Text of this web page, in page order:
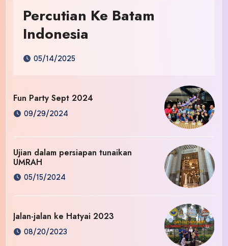
Percutian Ke Batam
Indonesia
05/14/2025
Fun Party Sept 2024
09/29/2024
Ujian dalam persiapan tunaikan
UMRAH
05/15/2024
Jalan-jalan ke Hatyai 2023
08/20/2023